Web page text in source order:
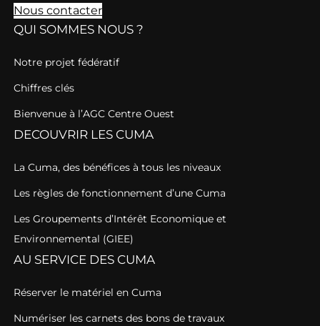
Nous contacter
QUI SOMMES NOUS ?
Notre projet fédératif
Chiffres clés
Bienvenue à l’AGC Centre Ouest
DECOUVRIR LES CUMA
La Cuma, des bénéfices à tous les niveaux
Les règles de fonctionnement d’une Cuma
Les Groupements d’Intérêt Economique et
Environnemental (GIEE)
AU SERVICE DES CUMA
Réserver le matériel en Cuma
Numériser les carnets des bons de travaux